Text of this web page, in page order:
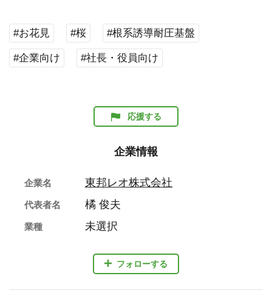
#お花見 #桜 #根系誘導耐圧基盤
#企業向け #社長・役員向け
応援する
企業情報
フォローする
企業名 東邦レオ株式会社
代表者名 橘 俊夫
業種 未選択